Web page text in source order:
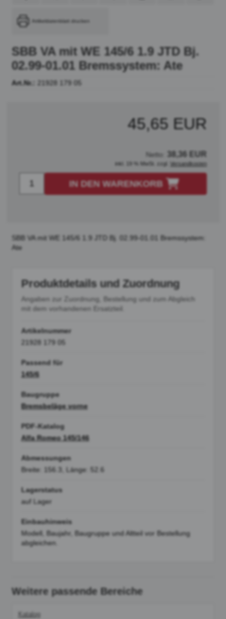
Artikeldatenblatt drucken
SBB VA mit WE 145/6 1.9 JTD Bj.
02.99-01.01 Bremssystem: Ate
Art.Nr.: 21928 179 05
45,65 EUR
Netto: 38,36 EUR
inkl. 19 % MwSt. zzgl. Versandkosten
IN DEN WARENKORB
SBB VA mit WE 145/6 1.9 JTD Bj. 02.99-01.01 Bremssystem:
Ate
Produktdetails und Zuordnung
Angaben zur Zuordnung, Bestellung und zum Abgleich
mit dem vorhandenen Ersatzteil.
Artikelnummer
21928 179 05
Passend für
145/6
Baugruppe
Bremsbeläge vorne
PDF-Katalog
Alfa Romeo 145/146
Abmessungen
Breite: 156.3, Länge: 52.6
Lagerstatus
auf Lager
Einbauhinweis
Modell, Baujahr, Baugruppe und Altteil vor Bestellung
abgleichen.
Weitere passende Bereiche
Katalog